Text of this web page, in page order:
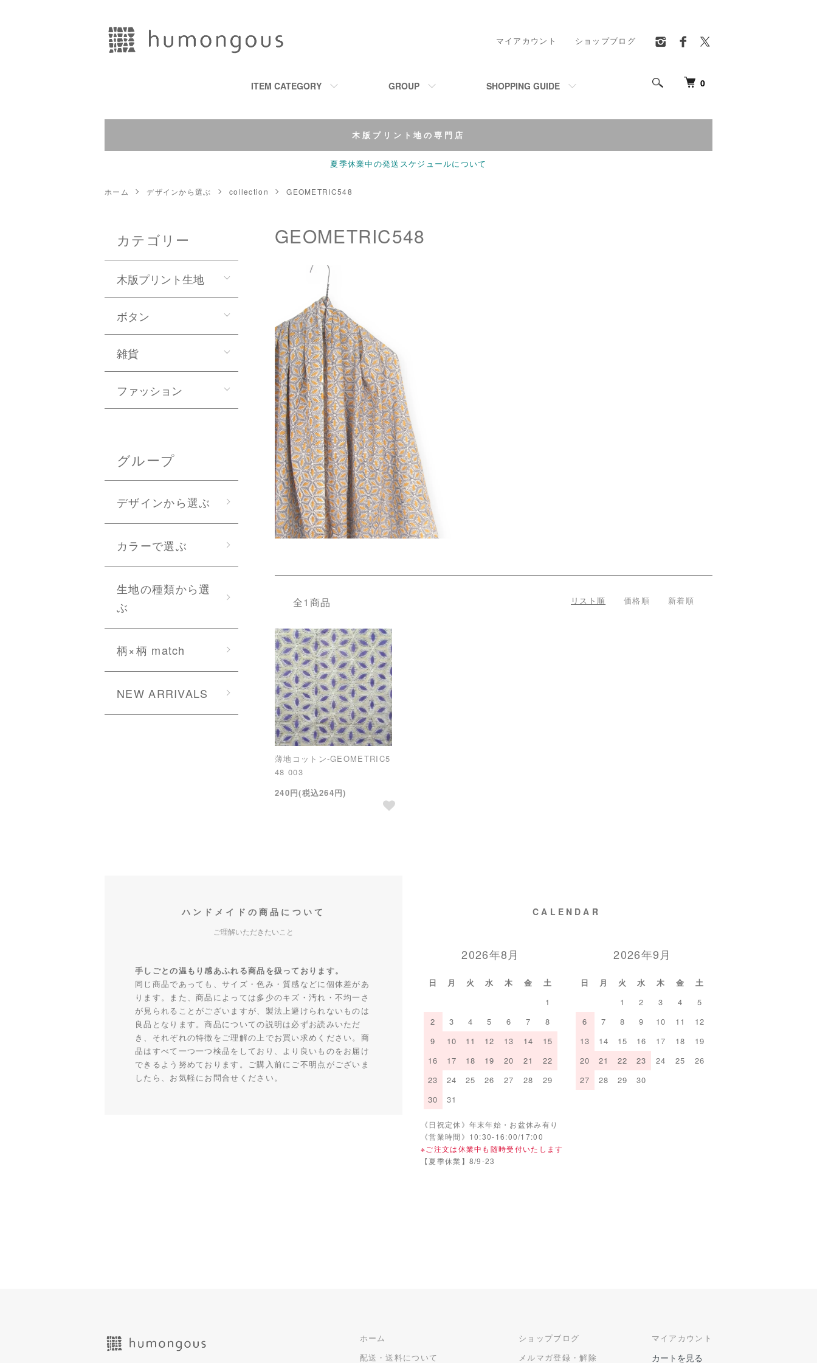
0
ITEM CATEGORY GROUP SHOPPING GUIDE
マイアカウント ショップブログ
木版プリント地の専門店
夏季休業中の発送スケジュールについて
ホーム デザインから選ぶ collection GEOMETRIC548
GEOMETRIC548
全1商品 リスト順 価格順 新着順
薄地コットン-GEOMETRIC5
48 003
240円(税込264円)
カテゴリー
木版プリント生地
ボタン
雑貨
ファッション
グループ
デザインから選ぶ
カラーで選ぶ
生地の種類から選
ぶ
柄×柄 match
NEW ARRIVALS
ハンドメイドの商品について
ご理解いただきたいこと
手しごとの温もり感あふれる商品を扱っております。
同じ商品であっても、サイズ・色み・質感などに個体差があ
ります。また、商品によっては多少のキズ・汚れ・不均一さ
が見られることがございますが、製法上避けられないものは
良品となります。商品についての説明は必ずお読みいただ
き、それぞれの特徴をご理解の上でお買い求めください。商
品はすべて一つ一つ検品をしており、より良いものをお届け
できるよう努めております。ご購入前にご不明点がございま
したら、お気軽にお問合せください。
CALENDAR
2026年8月
日 月 火 水 木 金
土
1
2
3 4 5 6 7
8
9
10 11 12 13 14
15
16
17 18 19 20 21
22
23
24 25 26 27 28
29
30
31
2026年9月
日 月 火 水 木 金
土
1
2 3 4
5
6
7 8 9 10 11
12
13
14 15 16 17 18
19
20
21 22 23 24 25
26
27
28 29 30
《日祝定休》年末年始・お盆休み有り
《営業時間》10:30-16:00/17:00
※ご注文は休業中も随時受付いたします
【夏季休業】8/9-23
ホーム
配送・送料について
ショップブログ
メルマガ登録・解除
マイアカウント
カートを見る